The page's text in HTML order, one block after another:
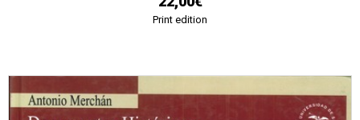
Print edition